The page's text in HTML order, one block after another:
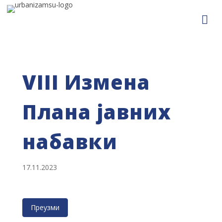
VIII Измена
Плана јавних
набавки
17.11.2023
Преузми